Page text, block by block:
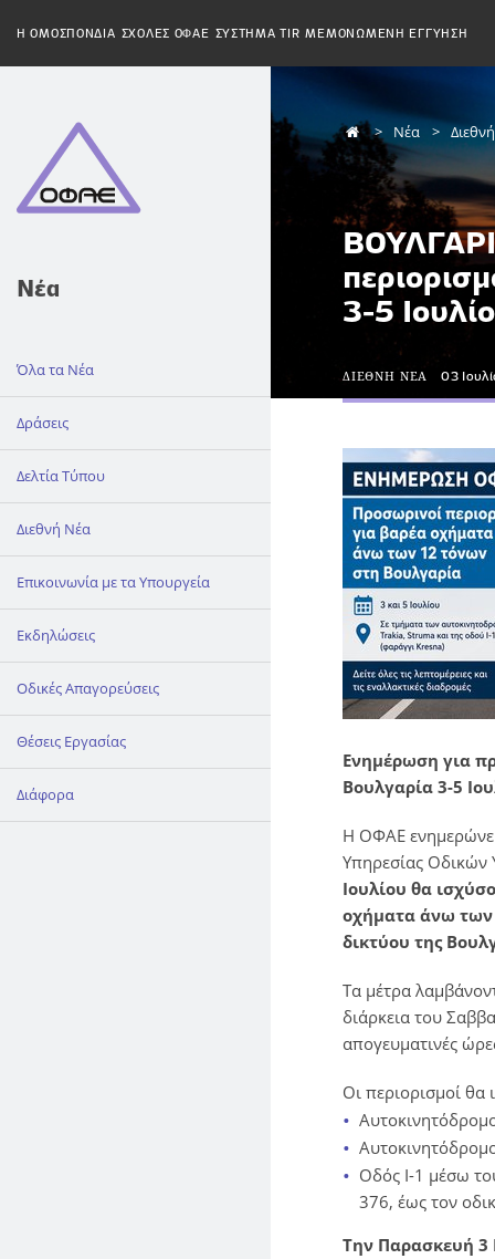
H ΟΜΟΣΠΟΝΔΙΑ ΣΧΟΛΕΣ ΟΦΑΕ ΣΥΣΤΗΜΑ TIR ΜΕΜΟΝΩΜΕΝΗ ΕΓΓΥΗΣΗ
Νέα
Όλα τα Νέα
Δράσεις
Δελτία Τύπου
Διεθνή Νέα
Επικοινωνία με τα Υπουργεία
Εκδηλώσεις
Οδικές Απαγορεύσεις
Θέσεις Εργασίας
Διάφορα
Νέα
3-5
ΔΙΕΘΝΗ ΝΕΑ 03
Ενημέρωση για
Βουλγαρία 3-5
Η ΟΦΑΕ
Υπηρεσίας
Ιουλίου θα
οχήματα άνω των
δικτύου της
Τα μέτρα
διάρκεια του
απογευματινές
Οι περιορισμοί
Οδός I-1 μέσω
376, έως τον
Την Παρασκευή 3